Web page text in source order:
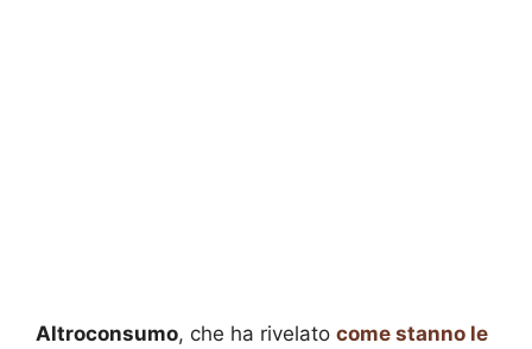
Altroconsumo, che ha rivelato come stanno le